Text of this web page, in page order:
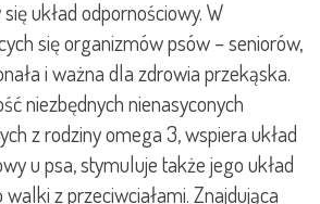
układ odpornościowy. W
się organizmów psów – seniorów,
i ważna dla zdrowia przekąska.
niezbędnych nienasyconych
z rodziny omega 3, wspiera układ
u psa, stymuluje także jego układ
z przeciwciałami. Znajdująca